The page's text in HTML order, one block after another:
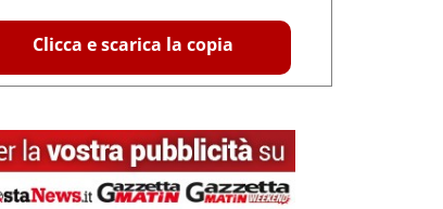
Clicca e scarica la copia